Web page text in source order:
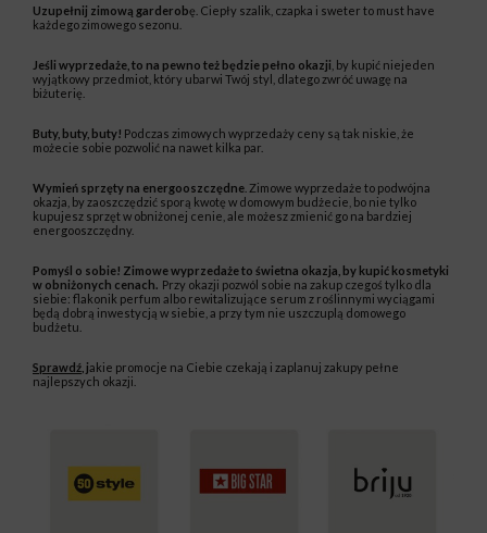
Uzupełnij zimową garderobę. Ciepły szalik, czapka i sweter to must have
każdego zimowego sezonu.
Jeśli wyprzedaże, to na pewno też będzie pełno okazji , by kupić niejeden
wyjątkowy przedmiot, który ubarwi Twój styl, dlatego zwróć uwagę na
biżuterię.
Buty, buty, buty! Podczas zimowych wyprzedaży ceny są tak niskie, że
możecie sobie pozwolić na nawet kilka par.
Wymień sprzęty na energooszczędne . Zimowe wyprzedaże to podwójna
okazja, by zaoszczędzić sporą kwotę w domowym budżecie, bo nie tylko
kupujesz sprzęt w obniżonej cenie, ale możesz zmienić go na bardziej
energooszczędny.
Pomyśl o sobie! Zimowe wyprzedaże to świetna okazja, by kupić kosmetyki
w obniżonych cenach. Przy okazji pozwól sobie na zakup czegoś tylko dla
siebie: flakonik perfum albo rewitalizujące serum z roślinnymi wyciągami
będą dobrą inwestycją w siebie, a przy tym nie uszczuplą domowego
budżetu.
Sprawdź , jakie promocje na Ciebie czekają i zaplanuj zakupy pełne
najlepszych okazji.